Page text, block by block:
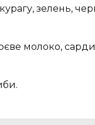
зелень,
молоко,